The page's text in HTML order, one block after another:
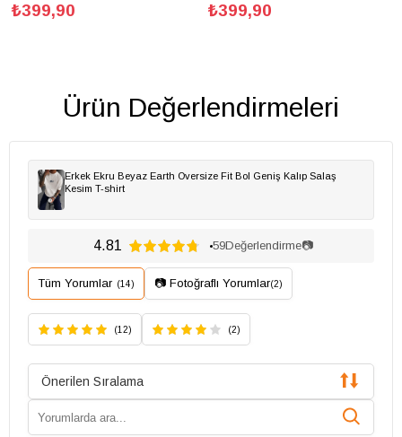
₺399,90 ₺399,90
Ürün Değerlendirmeleri
Erkek Ekru Beyaz Earth Oversize Fit Bol Geniş Kalıp Salaş
Kesim T-shirt
4.81 59Değerlendirme📷
Tüm Yorumlar (14) 📷 Fotoğraflı Yorumlar(2)
(12) (2)
Önerilen Sıralama